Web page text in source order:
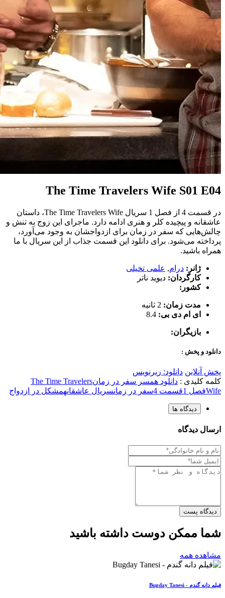
The Time Travelers Wife S01 E04
در قسمت 4 از فصل 1 سریال The Time Travelers Wife، داستان
عاشقانه و پیچیده کلر و هنری ادامه دارد. ماجرای این زوج به تنش و
چالش‌هایی که سفر در زمان برای ازدواجشان به وجود می‌آورد،
پرداخته می‌شود. برای دانلود این قسمت جذاب از این سریال با ما
همراه باشید.
ژانر: درام, علمی تخیلی
کارگردان: دیوید ناتر
کشور:
مدت زمان: 2 ثانیه
ای ام دی بی: 8.4
بازیگران:
دانلود و پخش :
پخش آنلاین دانلود: زیرنویس
کلمه کلیدی : دانلود همسر سفر در زمانThe Time Travelers
Wifeفصل 1 قسمت 4 سفر در زمانسریال عاشقانهمشکل در ازدواج
دیدگاه ها
ارسال دیدگاه
دیدگاه پست
شما ممکن دوست داشته باشید
مشاهده همه
فیلم دانه گندم - Bugday Tanesi